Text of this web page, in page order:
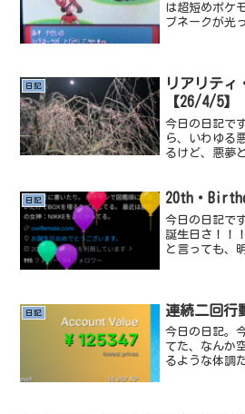
は超短めポケ
ブネークが光
すぎるよな
日記
リアリティ
【26/4/5】
今日の日記で
ら、いわゆる
るけど、悪夢
に出てくるよ
日記 20th・
今日の日記で
誕生日さ！！
と言っても、
がら書いてる
日記 連続二回行
今日の日記。
てた、なんか
るような体調